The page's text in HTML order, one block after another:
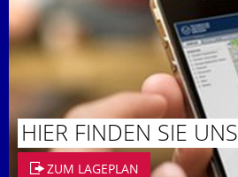
HIER FINDEN SIE UNS
ZUM LAGEPLAN